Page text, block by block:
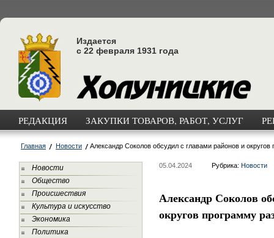
Издается
с 22 февраля 1931 года
РЕДАКЦИЯ ЗАКУПКИ ТОВАРОВ, РАБОТ, УСЛУГ
Главная Новости Александр Соколов обсудил с главами районов и округов
Новости
Общество
Происшествия
Культура и искусство
Экономика
Политика
05.04.2024 Рубрика: Новости
Александр Соколов
округов программу